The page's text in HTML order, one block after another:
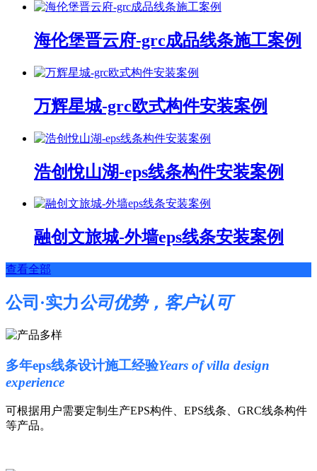
海伦堡晋云府-grc成品线条施工案例
万辉星城-grc欧式构件安装案例
浩创悅山湖-eps线条构件安装案例
融创文旅城-外墙eps线条安装案例
查看全部
公司·实力公司优势，客户认可
多年eps线条设计施工经验Years of villa design
experience
可根据用户需要定制生产EPS构件、EPS线条、GRC线条构件
等产品。